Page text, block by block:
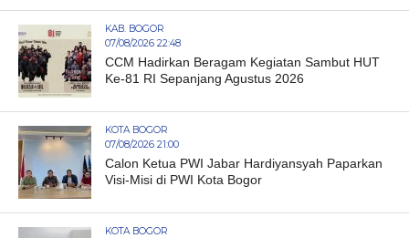
KAB. BOGOR
07/08/2026 22:48
CCM Hadirkan Beragam Kegiatan Sambut HUT
Ke-81 RI Sepanjang Agustus 2026
KOTA BOGOR
07/08/2026 21:00
Calon Ketua PWI Jabar Hardiyansyah Paparkan
Visi-Misi di PWI Kota Bogor
KOTA BOGOR